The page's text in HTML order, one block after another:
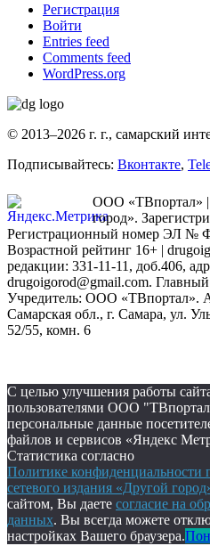
Регистрация
Войти
Entries feed
Comments feed
WordPress.org
© 2013–2026 г. г., самарский
Подписывайтесь: Вконтакте,
ООО «ТВпортал» |
город».
Регистрационный номер ЭЛ №
Возрастной рейтинг 16+ |
редакции: 331-11-11, доб.406,
drugoigorod@gmail.com.
Учредитель: ООО «ТВпортал».
Самарская обл., г. Самара, ул.
52/55, комн. 6
С целью улучшения работы
пользователями ООО
персональные данные
файлов и сервисов «Яндекс
Статистика согласно
Политике конфиденциальности
сетевого издания «Другой
сайтом, Вы даете согласие на
данных. Вы всегда можете
настройках Вашего браузера.